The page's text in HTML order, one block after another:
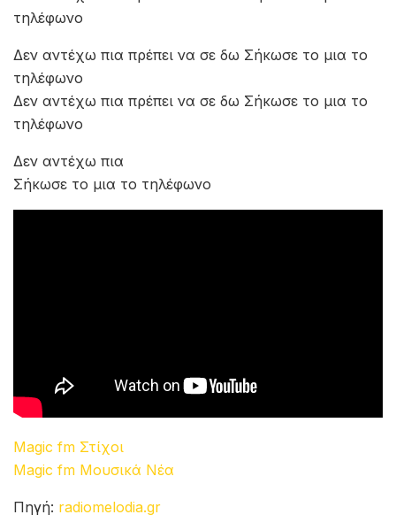
τηλέφωνο
Δεν αντέχω πια πρέπει να σε δω Σήκωσε το μια το
τηλέφωνο
Δεν αντέχω πια πρέπει να σε δω Σήκωσε το μια το
τηλέφωνο
Δεν αντέχω πια
Σήκωσε το μια το τηλέφωνο
Magic fm Στίχοι
Magic fm Μουσικά Νέα
Πηγή: radiomelodia.gr